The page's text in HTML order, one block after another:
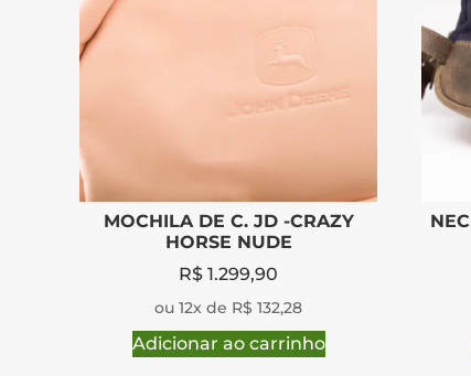
MOCHILA DE C. JD -CRAZY
HORSE NUDE
R$ 1.299,90
ou 12x de R$ 132,28
Adicionar ao carrinho